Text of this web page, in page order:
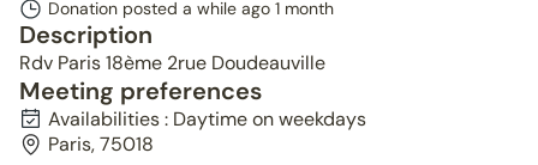
Donation posted a while ago 1 month
Description
Rdv Paris 18ème 2rue Doudeauville
Meeting preferences
Availabilities : Daytime on weekdays
Paris, 75018